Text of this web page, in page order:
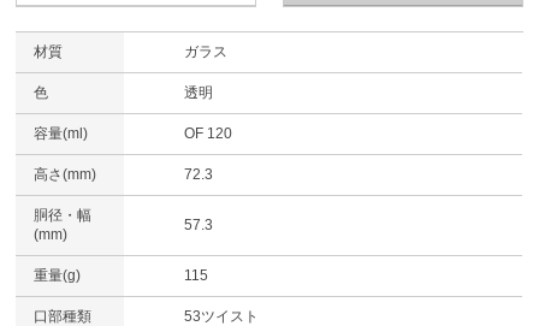
材質 ガラス
色 透明
容量(ml) OF 120
高さ(mm) 72.3
胴径・幅
(mm)
57.3
重量(g) 115
口部種類 53ツイスト